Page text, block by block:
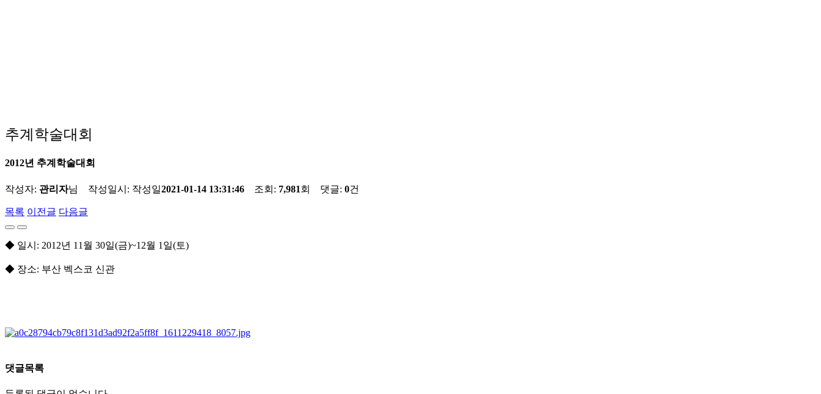
추계학술대회
2012년 추계학술대회
작성자: 관리자님 작성일시: 작성일2021-01-14 13:31:46 조회: 7,981회 댓글: 0건
목록 이전글 다음글
◆ 일시: 2012년 11월 30일(금)~12월 1일(토)
◆ 장소: 부산 벡스코 신관
댓글목록